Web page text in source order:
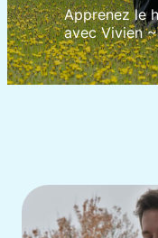
Apprenez le
avec Vivien